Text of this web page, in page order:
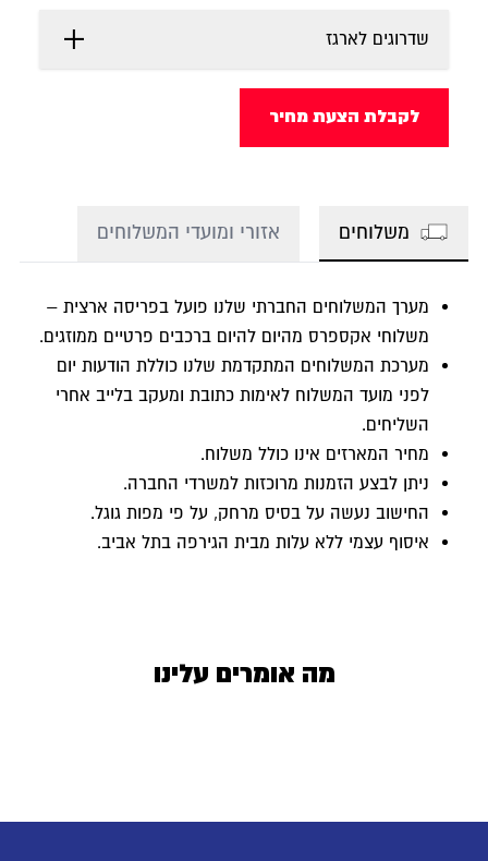
שדרוגים לארגז
לקבלת הצעת מחיר
משלוחים אזורי ומועדי המשלוחים
מערך המשלוחים החברתי שלנו פועל בפריסה ארצית –
משלוחי אקספרס מהיום להיום ברכבים פרטיים ממוזגים.
מערכת המשלוחים המתקדמת שלנו כוללת הודעות יום
לפני מועד המשלוח לאימות כתובת ומעקב בלייב אחרי
השליחים.
מחיר המארזים אינו כולל משלוח.
ניתן לבצע הזמנות מרוכזות למשרדי החברה.
החישוב נעשה על בסיס מרחק, על פי מפות גוגל.
איסוף עצמי ללא עלות מבית הגירפה בתל אביב.
מה אומרים עלינו